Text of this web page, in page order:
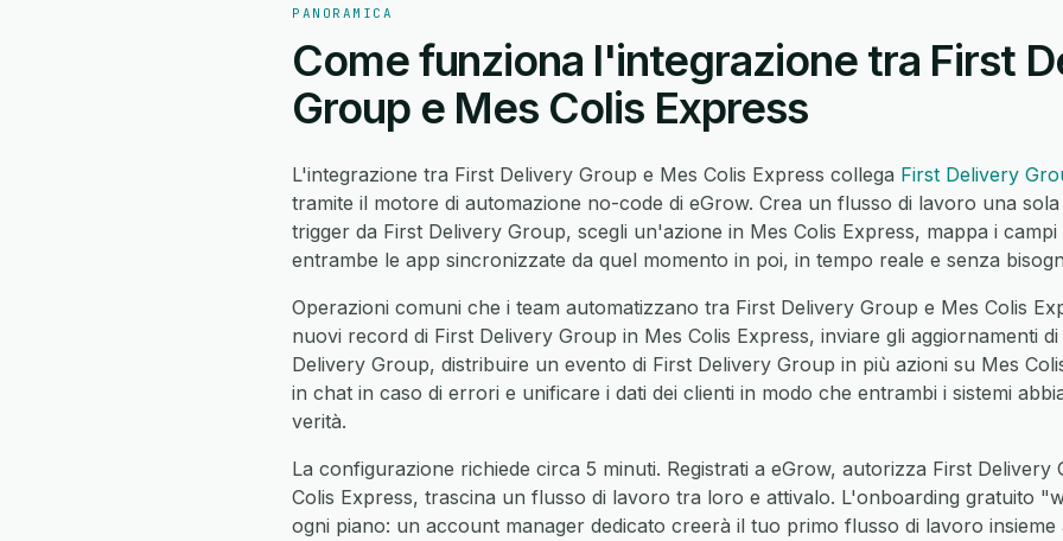
PANORAMICA
Come funziona l'integrazione tra First
Group e Mes Colis Express
L'integrazione tra First Delivery Group e Mes Colis Express collega First Delivery
tramite il motore di automazione no-code di eGrow. Crea un flusso di lavoro una
trigger da First Delivery Group, scegli un'azione in Mes Colis Express, mappa i
entrambe le app sincronizzate da quel momento in poi, in tempo reale e senza
Operazioni comuni che i team automatizzano tra First Delivery Group e Mes Colis
nuovi record di First Delivery Group in Mes Colis Express, inviare gli aggiornamenti
Delivery Group, distribuire un evento di First Delivery Group in più azioni su Mes
in chat in caso di errori e unificare i dati dei clienti in modo che entrambi i sistemi
verità.
La configurazione richiede circa 5 minuti. Registrati a eGrow, autorizza First Delivery
Colis Express, trascina un flusso di lavoro tra loro e attivalo. L'onboarding gratuito
ogni piano: un account manager dedicato creerà il tuo primo flusso di lavoro insieme